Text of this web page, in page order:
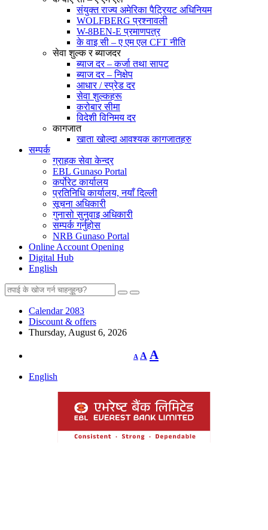
संयुक्त राज्य अमेरिका पैट्रियट अधिनियम
WOLFBERG प्रश्नावली
W-8BEN-E प्रमाणपत्र
के वाइ सी – ए एम एल CFT नीति
सेवा शुल्क र ब्याजदर
ब्याज दर – कर्जा तथा सापट
ब्याज दर – निक्षेप
आधार / स्प्रेड दर
सेवा शुल्कहरू
करोबार सीमा
विदेशी विनिमय दर
कागजात
खाता खोल्दा आवश्यक कागजातहरु
सम्पर्क
ग्राहक सेवा केन्द्र
EBL Gunaso Portal
कर्पोरेट कार्यालय
प्रतिनिधि कार्यालय, नयाँ दिल्ली
सूचना अधिकारी
गुनासो सुनुवाइ अधिकारी
सम्पर्क गर्नुहोस
NRB Gunaso Portal
Online Account Opening
Digital Hub
English
Calendar 2083
Discount & offers
Thursday, August 6, 2026
A
Decrease
font
A Reset
font
A
English